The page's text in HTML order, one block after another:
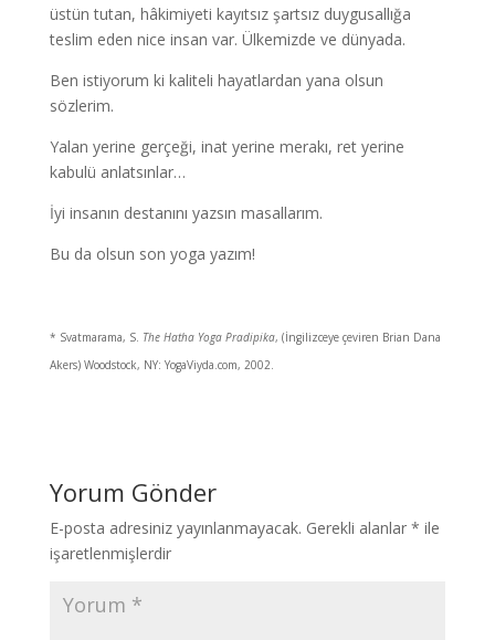
üstün tutan, hâkimiyeti kayıtsız şartsız duygusallığa
teslim eden nice insan var. Ülkemizde ve dünyada.
Ben istiyorum ki kaliteli hayatlardan yana olsun
sözlerim.
Yalan yerine gerçeği, inat yerine merakı, ret yerine
kabulü anlatsınlar…
İyi insanın destanını yazsın masallarım.
Bu da olsun son yoga yazım!
* Svatmarama, S. The Hatha Yoga Pradipika, (İngilizceye çeviren Brian Dana
Akers) Woodstock, NY: YogaViyda.com, 2002.
Yorum Gönder
E-posta adresiniz yayınlanmayacak. Gerekli alanlar * ile
işaretlenmişlerdir